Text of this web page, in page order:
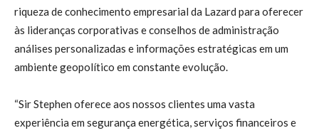
riqueza de conhecimento empresarial da Lazard para oferecer
às lideranças corporativas e conselhos de administração
análises personalizadas e informações estratégicas em um
ambiente geopolítico em constante evolução.
“Sir Stephen oferece aos nossos clientes uma vasta
experiência em segurança energética, serviços financeiros e